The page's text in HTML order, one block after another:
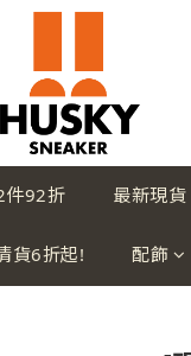
件92折 最新現貨
貨6折起! 配飾